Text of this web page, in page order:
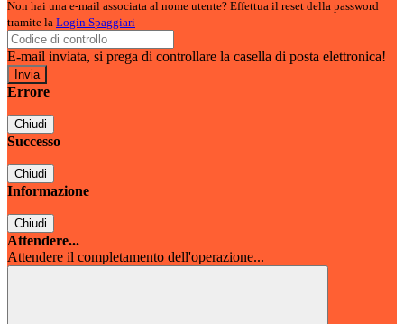
Non hai una e-mail associata al nome utente? Effettua il reset della password
tramite la Login Spaggiari
E-mail inviata, si prega di controllare la casella di posta elettronica!
Errore
Chiudi
Successo
Chiudi
Informazione
Chiudi
Attendere...
Attendere il completamento dell'operazione...